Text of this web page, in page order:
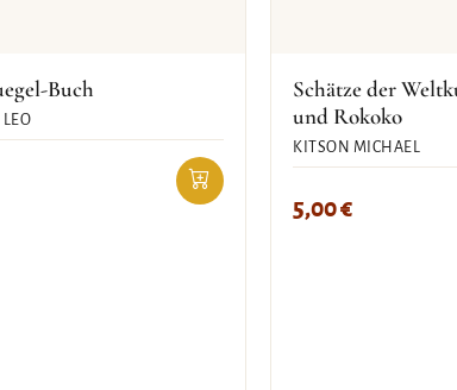
Buch
Schätze der
und Rokoko
KITSON MICHAEL
5,00€